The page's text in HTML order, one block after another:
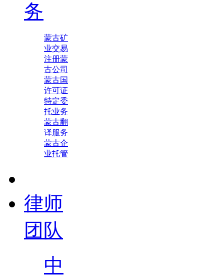
务
蒙古矿
业交易
注册蒙
古公司
蒙古国
许可证
特定委
托业务
蒙古翻
译服务
蒙古企
业托管
律师
团队
中